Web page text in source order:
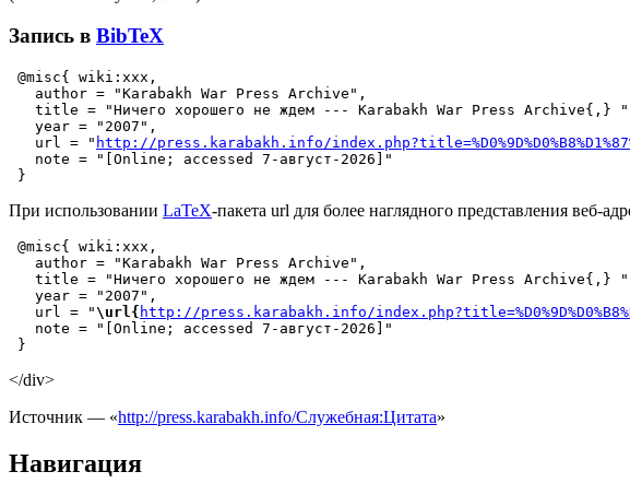
Запись в BibTeX
@misc{ wiki:xxx,
   author = "Karabakh War Press Archive",
title = "Ничего хорошего не ждем --- Karabakh War Press Archive{,}
   year = "2007",
   url = "
http://press.karabakh.info/
   note = "[Online; accessed 7-август-2026]"
При использовании LaTeX-пакета url для более наглядного представления веб-
@misc{ wiki:xxx,
   author = "Karabakh War Press Archive",
title = "Ничего хорошего не ждем --- Karabakh War Press Archive{,}
   year = "2007",
   url = "
\url{ http://press.karabakh.info/
   note = "[Online; accessed 7-август-2026]"
</div>
Источник — «http://press.karabakh.info/Служебная:Цитата»
Навигация